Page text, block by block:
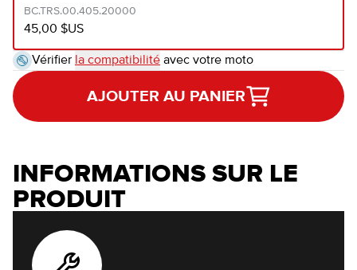
BC.TRS.00.405.20000
45,00 $US
Vérifier la compatibilité avec votre moto
AJOUTER AU PANIER
INFORMATIONS SUR LE
PRODUIT